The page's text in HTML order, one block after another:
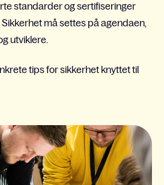
standarder og sertifiseringer
Sikkerhet må settes på agendaen,
utviklere.
tips for sikkerhet knyttet til